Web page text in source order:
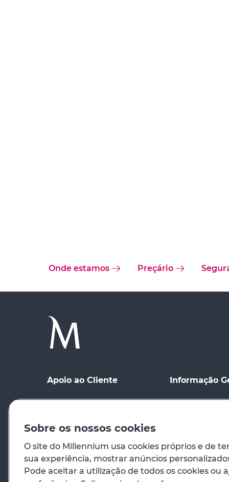
Onde estamos Preçário
Apoio ao Cliente
Ponto de contacto
Preçário
Em caso de emergência
Informação
Condições
Condições de
Princípios
Venda de
Sobre os nossos cookies
O site do Millennium usa cookies próprios e de
sua experiência, mostrar anúncios
Pode aceitar a utilização de todos os cookies ou